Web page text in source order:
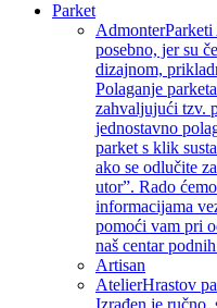
Parket
AdmonterParketi
posebno, jer su
dizajnom,
Polaganje
zahvaljujući tzv.
jednostavno
parket s klik
ako se odlučite
utor”. Rado
informacijama
pomoći vam pri
naš centar
Artisan
AtelierHrastov
Izrađen je ručno,